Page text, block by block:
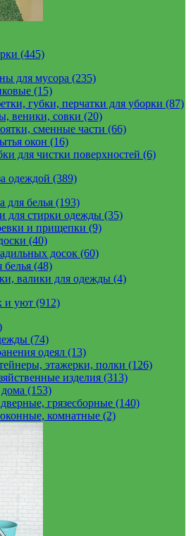
(445)
для мусора (235)
(15)
губки, перчатки для уборки (87)
веники, совки (20)
сменные части (66)
окон (16)
для чистки поверхностей (6)
одеждой (389)
для белья (193)
для стирки одежды (35)
и прищепки (9)
(40)
досок (60)
(48)
валики для одежды (4)
и уют (912)
(74)
одеял (13)
этажерки, полки (126)
изделия (313)
(153)
грязесборные (140)
комнатные (2)